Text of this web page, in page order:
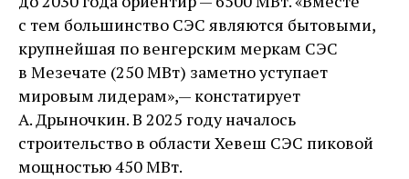
с тем большинство СЭС являются бытовыми,
крупнейшая по венгерским меркам СЭС
в Мезечате (250 МВт) заметно уступает
мировым лидерам», — ​констатирует
А. Дрыночкин. В 2025 году началось
строительство в области Хевеш СЭС пиковой
мощностью 450 МВт.